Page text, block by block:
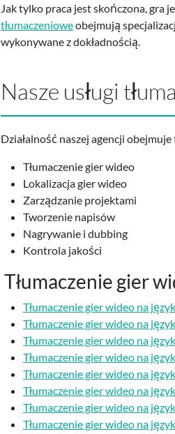
Jak tylko praca jest skończona,
tłumaczenioweobejmują
wykonywane z dokładnością.
Nasze usługi
Działalność naszej agencji
Tłumaczenie gier wideo
Lokalizacja gier wideo
Zarządzanie projektami
Tworzenie napisów
Nagrywanie i dubbing
Kontrola jakości
Tłumaczenie gier
Tłumaczenie gier wideo na
Tłumaczenie gier wideo na
Tłumaczenie gier wideo na
Tłumaczenie gier wideo na
Tłumaczenie gier wideo na
Tłumaczenie gier wideo na
Tłumaczenie gier wideo na
Tłumaczenie gier wideo na